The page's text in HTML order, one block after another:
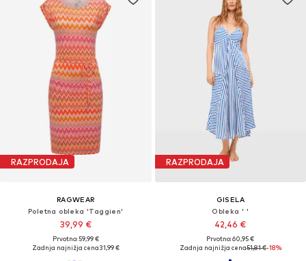
RAZPRODAJA
RAGWEAR
Poletna obleka 'Taggien'
39,99 €
Prvotno: 59,99 €
Zadnja najnižja cena31,99 €
RAZPRODAJA
GISELA
Obleka ' '
42,46 €
Prvotno: 60,95 €
Zadnja najnižja cena51,81 €-18%